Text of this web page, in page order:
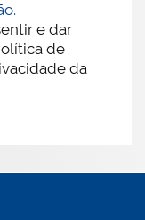
e dar
de
da